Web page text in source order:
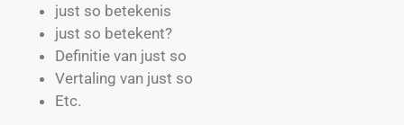
just so betekenis
just so betekent?
Definitie van just so
Vertaling van just so
Etc.